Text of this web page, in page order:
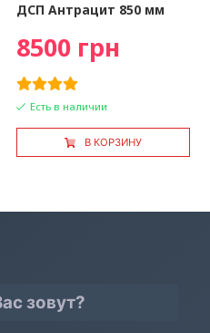
ДСП Антрацит 850 мм
8500 грн
Есть в наличии
В КОРЗИНУ